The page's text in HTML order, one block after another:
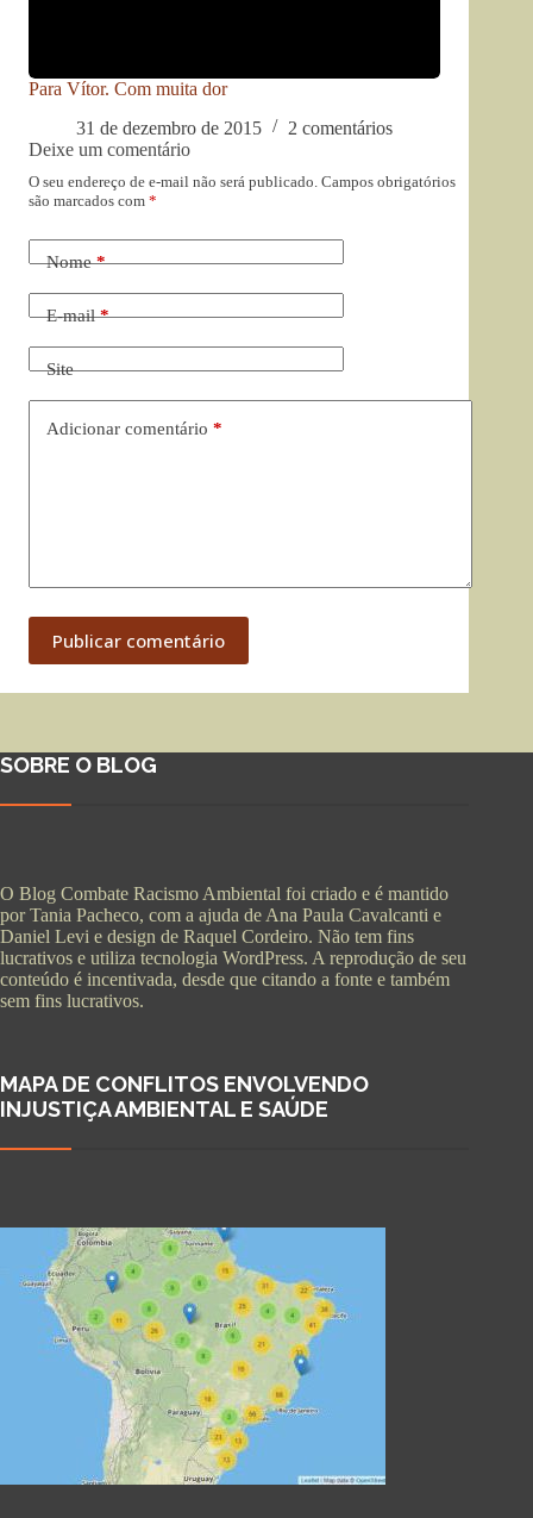
Para Vítor. Com muita dor
31 de dezembro de 2015
2 comentários
Deixe um comentário
O seu endereço de e-mail não será publicado. Campos obrigatórios
são marcados com *
Nome*
E-mail*
Site
Adicionar comentário *
Publicar comentário
SOBRE O BLOG
O Blog Combate Racismo Ambiental foi criado e é mantido
por Tania Pacheco, com a ajuda de Ana Paula Cavalcanti e
Daniel Levi e design de Raquel Cordeiro. Não tem fins
lucrativos e utiliza tecnologia WordPress. A reprodução de seu
conteúdo é incentivada, desde que citando a fonte e também
sem fins lucrativos.
MAPA DE CONFLITOS ENVOLVENDO
INJUSTIÇA AMBIENTAL E SAÚDE